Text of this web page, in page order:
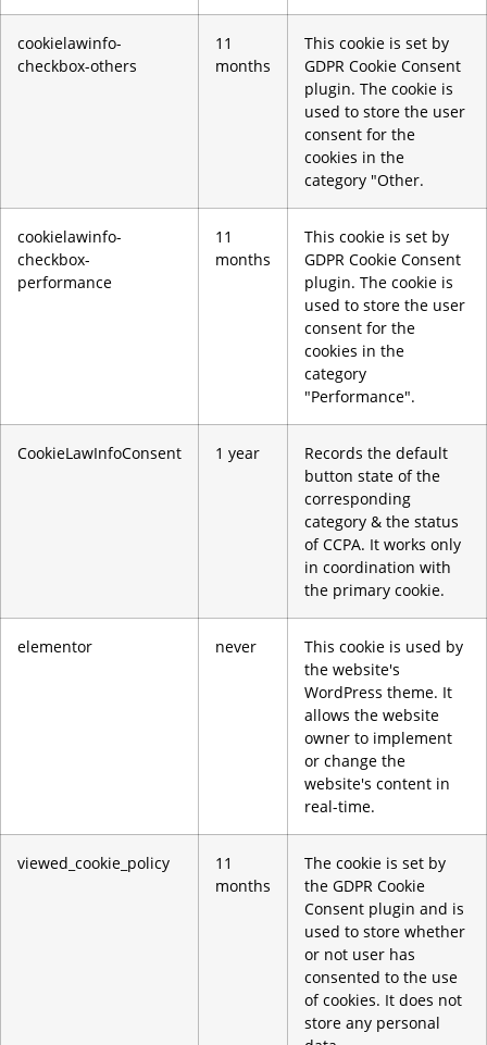
cookielawinfo-
checkbox-others
11
months
This cookie is set by
GDPR Cookie Consent
plugin. The cookie is
used to store the user
consent for the
cookies in the
category "Other.
cookielawinfo-
checkbox-
performance
11
months
This cookie is set by
GDPR Cookie Consent
plugin. The cookie is
used to store the user
consent for the
cookies in the
category
"Performance".
CookieLawInfoConsent 1 year
Records the default
button state of the
corresponding
category & the status
of CCPA. It works only
in coordination with
the primary cookie.
elementor never
This cookie is used by
the website's
WordPress theme. It
allows the website
owner to implement
or change the
website's content in
real-time.
viewed_cookie_policy
11
months
The cookie is set by
the GDPR Cookie
Consent plugin and is
used to store whether
or not user has
consented to the use
of cookies. It does not
store any personal